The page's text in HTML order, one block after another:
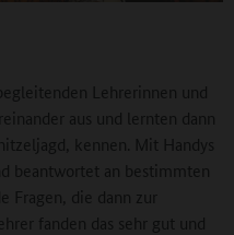
Lehrerinnen und
aus und lernten dann
kennen. Mit Handys
beantwortet an bestimmten
Fragen, die dann zur
fanden das sehr gut und